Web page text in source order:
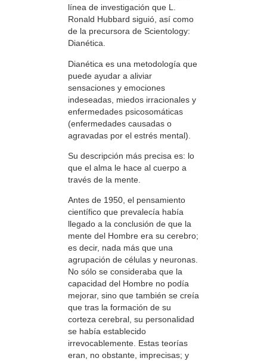
línea de investigación que L.
Ronald Hubbard siguió, así como
de la precursora de Scientology:
Dianética.
Dianética es una metodología que
puede ayudar a aliviar
sensaciones y emociones
indeseadas, miedos irracionales y
enfermedades psicosomáticas
(enfermedades causadas o
agravadas por el estrés mental).
Su descripción más precisa es: lo
que el alma le hace al cuerpo a
través de la mente.
Antes de 1950, el pensamiento
científico que prevalecía había
llegado a la conclusión de que la
mente del Hombre era su cerebro;
es decir, nada más que una
agrupación de células y neuronas.
No sólo se consideraba que la
capacidad del Hombre no podía
mejorar, sino que también se creía
que tras la formación de su
corteza cerebral, su personalidad
se había establecido
irrevocablemente. Estas teorías
eran, no obstante, imprecisas; y